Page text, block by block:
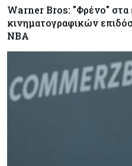
Warner Bros: "Φρένο" στα
κινηματογραφικών
NBA